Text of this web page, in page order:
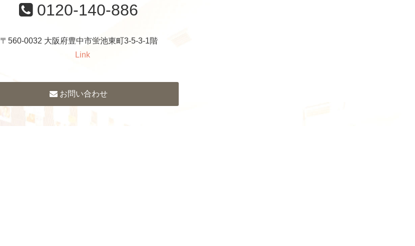
0120-140-886
〒560-0032 大阪府豊中市蛍池東町3-5-3-1階
Link
お問い合わせ